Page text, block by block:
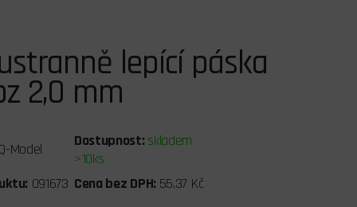
lepící páska
2,0 mm
Model Dostupnost: skladem
>10ks
091673 Cena bez DPH: 55,37 Kč